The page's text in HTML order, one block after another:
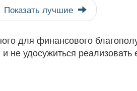
Показать лучшие
для финансового
не удосужиться реализовать